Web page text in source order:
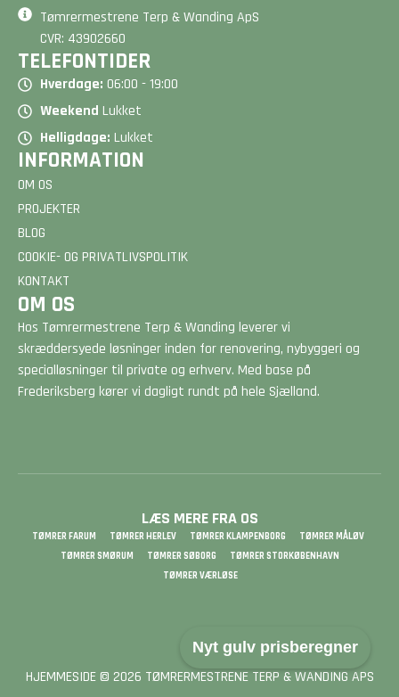
Nyt gulv prisberegner
Tømrermestrene Terp & Wanding ApS
CVR: 43902660
TELEFONTIDER
Hverdage: 06:00 - 19:00
Weekend Lukket
Helligdage: Lukket
INFORMATION
OM OS
PROJEKTER
BLOG
COOKIE- OG PRIVATLIVSPOLITIK
KONTAKT
OM OS
Hos Tømrermestrene Terp & Wanding leverer vi
skræddersyede løsninger inden for renovering, nybyggeri og
specialløsninger til private og erhverv. Med base på
Frederiksberg kører vi dagligt rundt på hele Sjælland.
LÆS MERE FRA OS
TØMRER FARUM TØMRER HERLEV TØMRER KLAMPENBORG
TØMRER MÅLØV
TØMRER SMØRUM
TØMRER SØBORG
TØMRER STORKØBENHAVN
TØMRER VÆRLØSE
HJEMMESIDE © 2026 TØMRERMESTRENE TERP & WANDING APS